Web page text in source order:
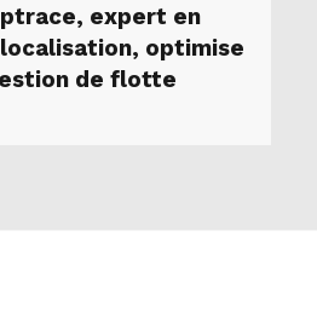
expert en
optimise
de flotte